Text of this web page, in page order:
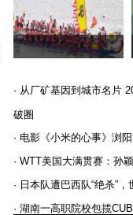
· 从厂矿基因到城市名片
破圈
· 电影《小米的心事》浏
· WTT美国大满贯赛：孙
· 日本队遭巴西队“绝杀”
· 湖南一高职院校包揽